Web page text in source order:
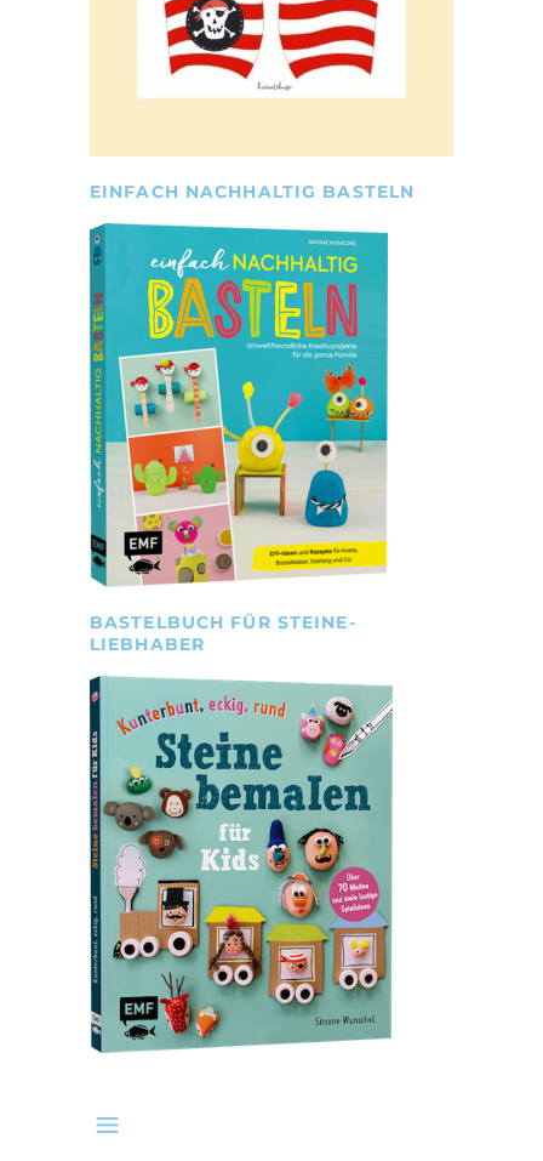
EINFACH NACHHALTIG BASTELN
BASTELBUCH FÜR STEINE-
LIEBHABER